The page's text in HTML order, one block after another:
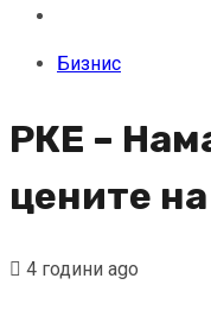
Бизнис
РКЕ –
цените
4 години ago